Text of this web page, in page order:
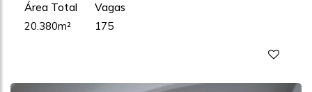
Área Total
20.380m²
Vagas
175